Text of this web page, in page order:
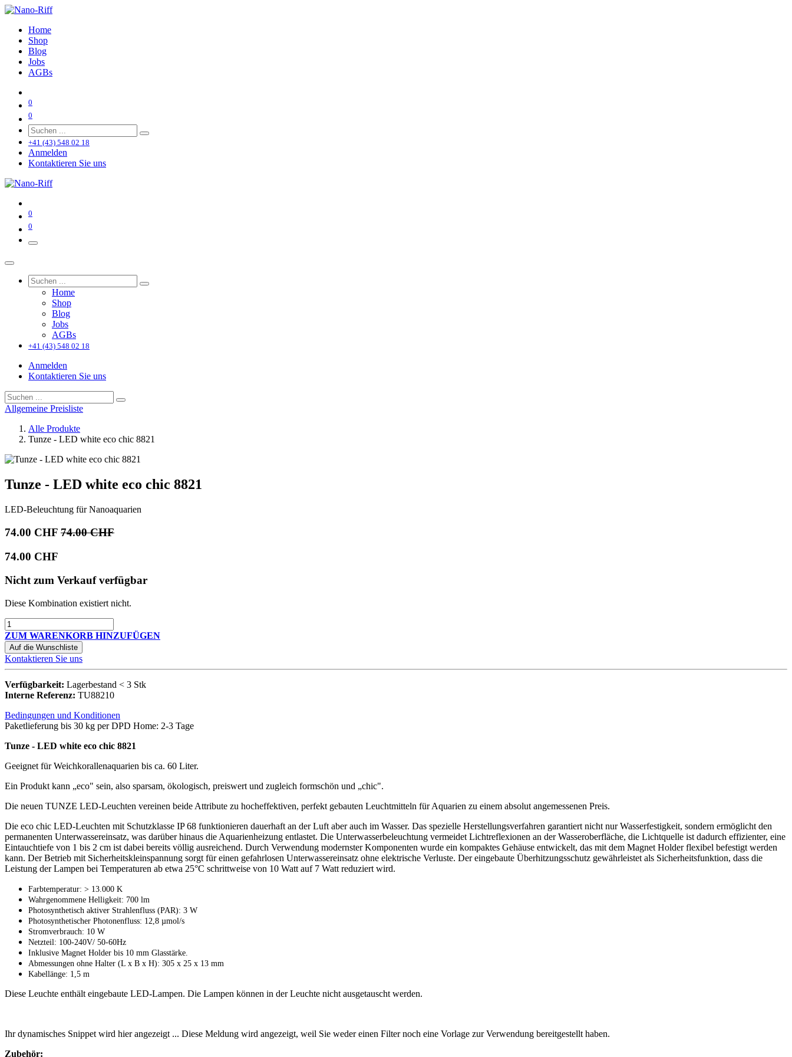
Home
Shop
Blog
Jobs
AGBs
0
0
+41 (43) 548 02 18
Anmelden
Kontaktieren Sie uns
0
0
Home
Shop
Blog
Jobs
AGBs
+41 (43) 548 02 18
Anmelden
Kontaktieren Sie uns
Allgemeine Preisliste
Alle Produkte
Tunze - LED white eco chic 8821
Tunze - LED white eco chic 8821
LED-Beleuchtung für Nanoaquarien
74.00 CHF 74.00CHF
74.00 CHF
Nicht zum Verkauf verfügbar
Diese Kombination existiert nicht.
ZUM WARENKORB HINZUFÜGEN
Auf die Wunschliste
Kontaktieren Sie uns
Verfügbarkeit: Lagerbestand < 3 Stk
Interne Referenz: TU88210
Bedingungen und Konditionen
Paketlieferung bis 30 kg per DPD Home: 2-3 Tage
Tunze - LED white eco chic 8821
Geeignet für Weichkorallenaquarien bis ca. 60 Liter.
Ein Produkt kann „eco" sein, also sparsam, ökologisch, preiswert und zugleich formschön und „chic".
Die neuen TUNZE LED-Leuchten vereinen beide Attribute zu hocheffektiven, perfekt gebauten Leuchtmitteln für Aquarien zu einem absolut angemessenen Preis.
Die eco chic LED-Leuchten mit Schutzklasse IP 68 funktionieren dauerhaft an der Luft aber auch im Wasser. Das spezielle Herstellungsverfahren garantiert nicht nur Wasserfestigkeit, sondern ermöglicht den
permanenten Unterwassereinsatz, was darüber hinaus die Aquarienheizung entlastet. Die Unterwasserbeleuchtung vermeidet Lichtreflexionen an der Wasseroberfläche, die Lichtquelle ist dadurch effizienter, eine
Eintauchtiefe von 1 bis 2 cm ist dabei bereits völlig ausreichend. Durch Verwendung modernster Komponenten wurde ein kompaktes Gehäuse entwickelt, das mit dem Magnet Holder flexibel befestigt werden
kann. Der Betrieb mit Sicherheitskleinspannung sorgt für einen gefahrlosen Unterwassereinsatz ohne elektrische Verluste. Der eingebaute Überhitzungsschutz gewährleistet als Sicherheitsfunktion, dass die
Leistung der Lampen bei Temperaturen ab etwa 25°C schrittweise von 10 Watt auf 7 Watt reduziert wird.
Farbtemperatur: > 13.000 K
Wahrgenommene Helligkeit: 700 lm
Photosynthetisch aktiver Strahlenfluss (PAR): 3 W
Photosynthetischer Photonenfluss: 12,8 µmol/s
Stromverbrauch: 10 W
Netzteil: 100-240V/ 50-60Hz
Inklusive Magnet Holder bis 10 mm Glasstärke.
Abmessungen ohne Halter (L x B x H): 305 x 25 x 13 mm
Kabellänge: 1,5 m
Diese Leuchte enthält eingebaute LED-Lampen. Die Lampen können in der Leuchte nicht ausgetauscht werden.
Ihr dynamisches Snippet wird hier angezeigt ... Diese Meldung wird angezeigt, weil Sie weder einen Filter noch eine Vorlage zur Verwendung bereitgestellt haben.
Zubehör: